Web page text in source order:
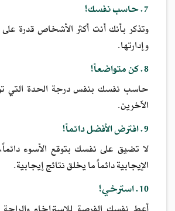
7. حاسب نفسك!
وتذكر بأنك أنت أكثر الأشخاص قدرة
وإدارتها.
8. كن متواضعاً!
حاسب نفسك بنفس درجة الحدة التي
الآخرين.
9. افترض الأفضل دائماً!
لا تضيق على نفسك بتوقع الأسوء
الإيجابية دائماً ما يخلق نتائج إيجابية.
10. استرخي!